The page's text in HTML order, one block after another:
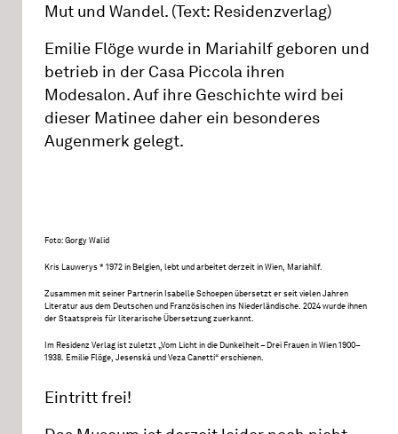
Mut und Wandel. (Text: Residenzverlag)
Emilie Flöge wurde in Mariahilf geboren und
betrieb in der Casa Piccola ihren
Modesalon. Auf ihre Geschichte wird bei
dieser Matinee daher ein besonderes
Augenmerk gelegt.
Foto: Gorgy Walid
Kris Lauwerys * 1972 in Belgien, lebt und arbeitet derzeit in Wien, Mariahilf.
Zusammen mit seiner Partnerin Isabelle Schoepen übersetzt er seit vielen Jahren
Literatur aus dem Deutschen und Französischen ins Niederländische. 2024 wurde ihnen
der Staatspreis für literarische Übersetzung zuerkannt.
Im Residenz Verlag ist zuletzt „Vom Licht in die Dunkelheit – Drei Frauen in Wien 1900–
1938. Emilie Flöge, Jesenská und Veza Canetti“ erschienen.
Eintritt frei!